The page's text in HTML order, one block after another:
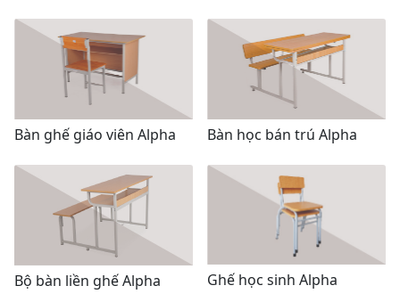
Bàn ghế giáo viên Alpha Bàn học bán trú Alpha
Bộ bàn liền ghế Alpha Ghế học sinh Alpha